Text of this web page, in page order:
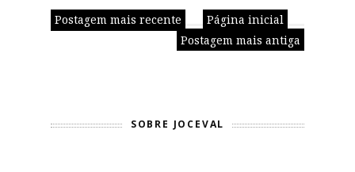
Postagem mais recente
Postagem mais antiga
Página inicial
SOBRE JOCEVAL